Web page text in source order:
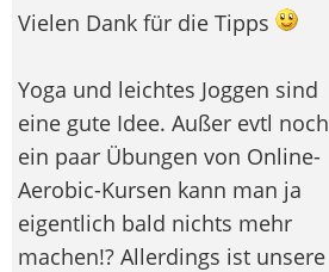
Vielen Dank für die Tipps
Yoga und leichtes Joggen sind
eine gute Idee. Außer evtl noch
ein paar Übungen von Online-
Aerobic-Kursen kann man ja
eigentlich bald nichts mehr
machen!? Allerdings ist unsere